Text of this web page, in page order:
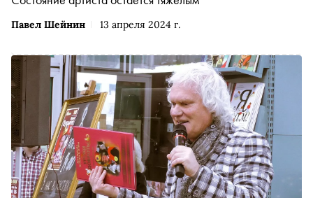
Павел Шейнин 13 апреля 2024 г.